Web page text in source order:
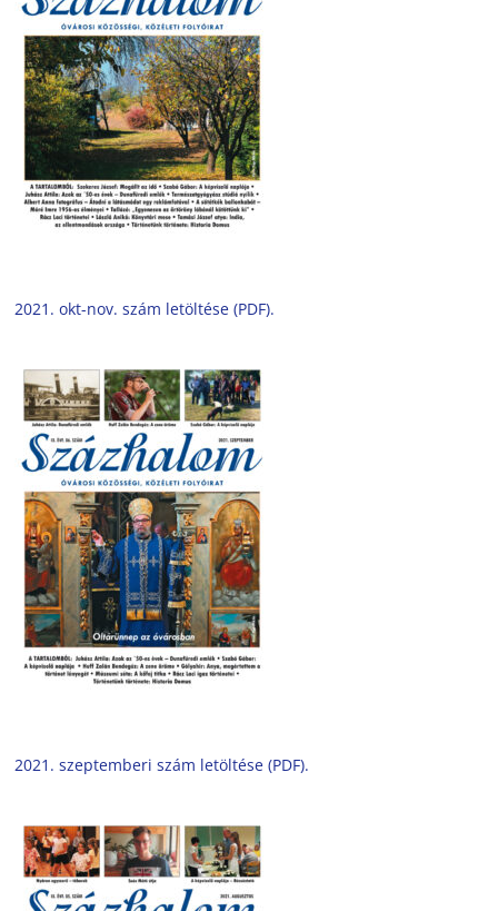
2021. okt-nov. szám letöltése (PDF).
2021. szeptemberi szám letöltése (PDF).